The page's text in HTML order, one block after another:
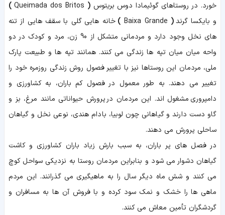
خورد. در روستاهای گوئیمادا دوس بریتوس(
)
و بایکسا گرند(
Baixa Grande
) خانه هایی گلی با سقف هایی از تنه
های نخل وجود دارد و مردمانی متشکل از 90 زن، مرد و کودک در دو
واحه میان میان تپه ها زندگی می کنند. همانند تپه ها و طبیعت پارک
ملی، مردمان این روستاها نیز با تغییر فصول روش زندگی روزمره خود را
تغییر می دهند. به طور معمول در فصول کم باران، به کشاورزی و
دامپروری مشغول اند. این مردمان در پرورش حیواناتی مانند مرغ، بز و
گاو دست دارند و گیاهانی چون لوبیا، بادام هندی، نوعی نخل و گیاهان
ساحلی پرورش می دهند.
در فصل های پر باران، به سبب بارش زیاد باران کشاورزی و کاشت
گیاهان دشوار می شود و بنابراین مردمان روستا به نزدیکی سواحل کوچ
می کنند و شش ماه دیگر سال را به ماهیگیری می گذرانند. این مردم
ماهی ها را خشک و نمک سود کرده و با فروش آن ها به مسافران و
گردشگران تأمین معاش می کنند.